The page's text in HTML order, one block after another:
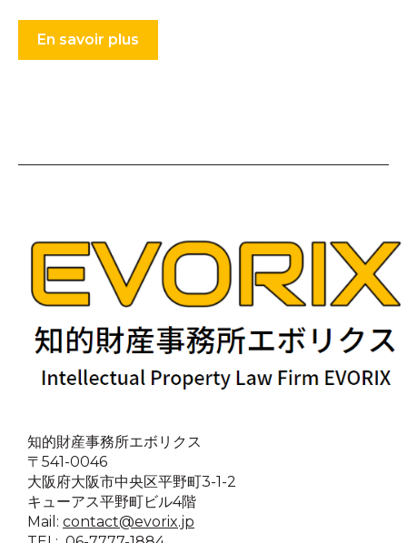
En savoir plus
知的財産事務所エボリクス
〒541-0046
大阪府大阪市中央区平野町3-1-2
キューアス平野町ビル4階
Mail: contact@evorix.jp